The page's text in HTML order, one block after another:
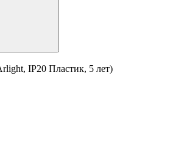
IP20 Пластик, 5 лет)